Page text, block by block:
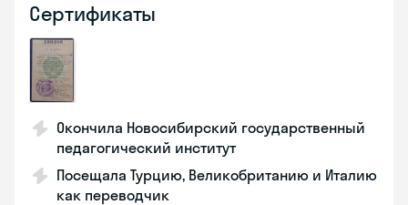
Сертификаты
Окончила Новосибирский государственный
педагогический институт
Посещала Турцию, Великобританию и Италию
как переводчик